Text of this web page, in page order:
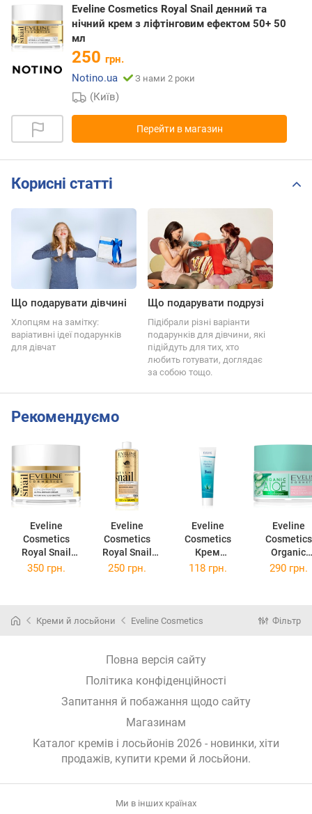
Eveline Cosmetics Royal Snail денний та
нічний крем з ліфтінговим ефектом 50+ 50
мл
250 грн.
Notino.ua
З нами 2 роки
(Київ)
Перейти в магазин
Корисні статті
Що подарувати дівчині
Хлопцям на замітку:
варіативні ідеї подарунків
для дівчат
Що подарувати подрузі
Підібрали різні варіанти
подарунків для дівчини, які
підійдуть для тих, хто
любить готувати, доглядає
за собою тощо.
Рекомендуємо
Eveline
Cosmetics
Royal Snail
денний та
м ефектом 50
Eveline
Cosmetics
Royal Snail
Міцелярна
500 мл
Eveline
Cosmetics
Крем
депіляторний
мл
Eveline
Cosmetics
Organic
350 грн. 250 грн. 118 грн. 290 грн.
Креми й лосьйони Eveline Cosmetics Фільтр
Повна версія сайту
Політика конфіденційності
Запитання й побажання щодо сайту
Магазинам
Каталог кремів і лосьйонів 2026 - новинки, хіти
продажів, купити креми й лосьйони.
Ми в інших країнах